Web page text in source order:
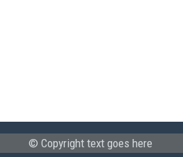
© Copyright text goes here